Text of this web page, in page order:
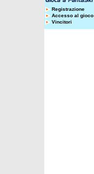
Registrazione
Accesso al gioco
Vincitori